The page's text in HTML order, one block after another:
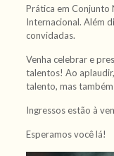
Prática em Conjunto
Internacional. Além
convidadas.
Venha celebrar e
talentos! Ao
talento, mas
Ingressos estão à
Esperamos você lá!